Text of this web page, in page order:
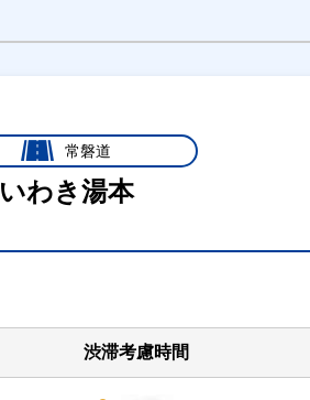
常磐道
いわき湯本
渋滞考慮時間